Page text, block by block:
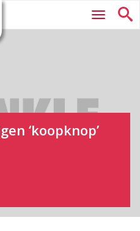
‘koopknop’